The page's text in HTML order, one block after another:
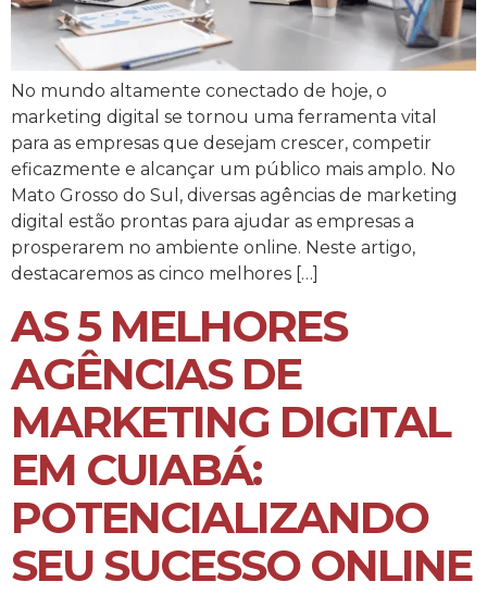
No mundo altamente conectado de hoje, o
marketing digital se tornou uma ferramenta vital
para as empresas que desejam crescer, competir
eficazmente e alcançar um público mais amplo. No
Mato Grosso do Sul, diversas agências de marketing
digital estão prontas para ajudar as empresas a
prosperarem no ambiente online. Neste artigo,
destacaremos as cinco melhores […]
AS 5 MELHORES
AGÊNCIAS DE
MARKETING DIGITAL
EM CUIABÁ:
POTENCIALIZANDO
SEU SUCESSO ONLINE